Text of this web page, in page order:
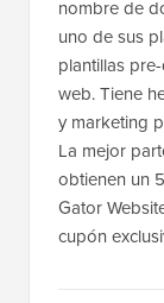
nombre de
uno de sus
plantillas
web. Tiene
y marketing
La mejor
obtienen un
Gator
cupón